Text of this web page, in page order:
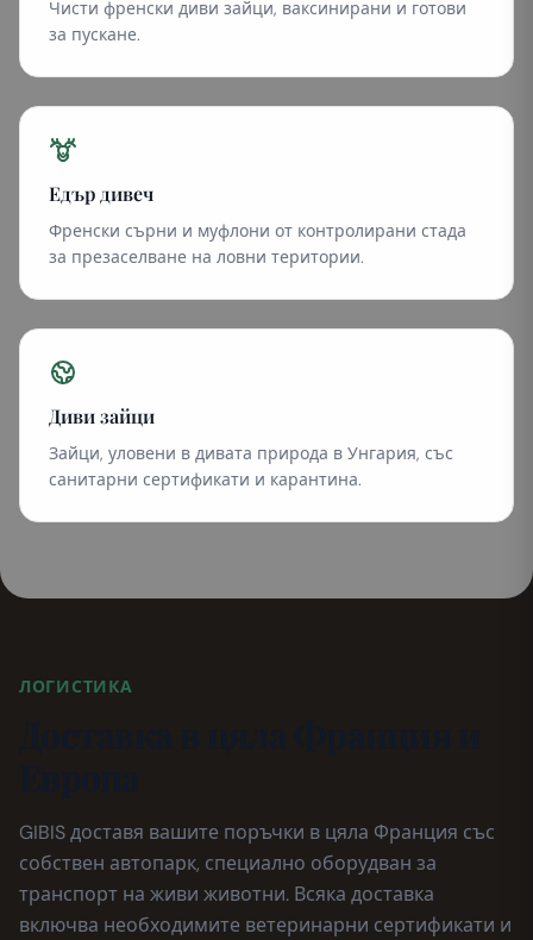
Чисти френски диви зайци, ваксинирани и готови
за пускане.
Едър дивеч
Френски сърни и муфлони от контролирани стада
за презаселване на ловни територии.
Диви зайци
Зайци, уловени в дивата природа в Унгария, със
санитарни сертификати и карантина.
ЛОГИСТИКА
GIBIS доставя вашите поръчки в цяла Франция със
собствен автопарк, специално оборудван за
транспорт на живи животни. Всяка доставка
включва необходимите ветеринарни сертификати и